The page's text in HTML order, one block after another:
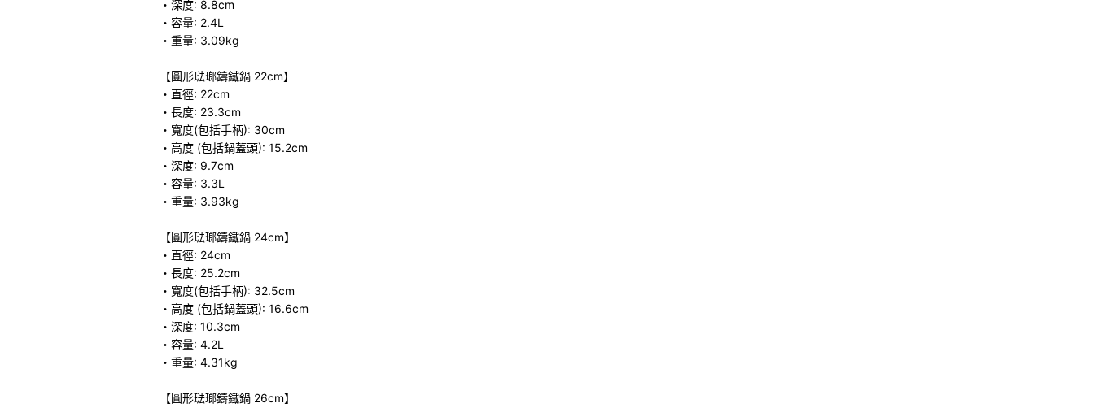
・深度: 8.8cm
・容量: 2.4L
・重量: 3.09kg
【圓形琺瑯鑄鐵鍋 22cm】
・直徑: 22cm
・長度: 23.3cm
・寬度(包括手柄): 30cm
・高度 (包括鍋蓋頭): 15.2cm
・深度: 9.7cm
・容量: 3.3L
・重量: 3.93kg
【圓形琺瑯鑄鐵鍋 24cm】
・直徑: 24cm
・長度: 25.2cm
・寬度(包括手柄): 32.5cm
・高度 (包括鍋蓋頭): 16.6cm
・深度: 10.3cm
・容量: 4.2L
・重量: 4.31kg
【圓形琺瑯鑄鐵鍋 26cm】